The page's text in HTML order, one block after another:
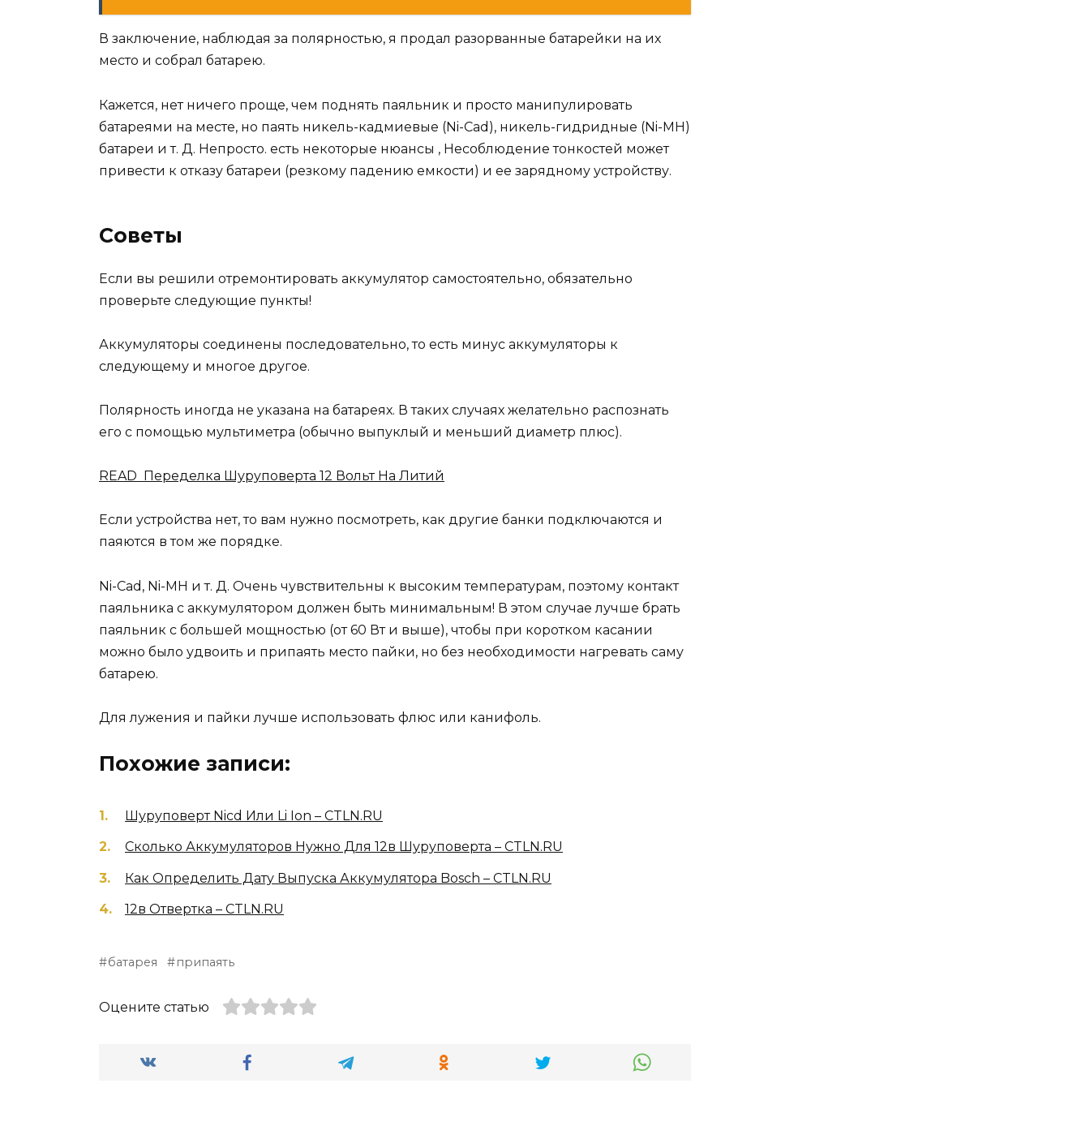
В заключение, наблюдая за полярностью, я продал разорванные батарейки на их
место и собрал батарею.
Кажется, нет ничего проще, чем поднять паяльник и просто манипулировать
батареями на месте, но паять никель-кадмиевые (Ni-Cad), никель-гидридные (Ni-MH)
батареи и т. Д. Непросто. есть некоторые нюансы , Несоблюдение тонкостей может
привести к отказу батареи (резкому падению емкости) и ее зарядному устройству.
Советы
Если вы решили отремонтировать аккумулятор самостоятельно, обязательно
проверьте следующие пункты!
Аккумуляторы соединены последовательно, то есть минус аккумуляторы к
следующему и многое другое.
Полярность иногда не указана на батареях. В таких случаях желательно распознать
его с помощью мультиметра (обычно выпуклый и меньший диаметр плюс).
READ Переделка Шуруповерта 12 Вольт На Литий
Если устройства нет, то вам нужно посмотреть, как другие банки подключаются и
паяются в том же порядке.
Ni-Cad, Ni-MH и т. Д. Очень чувствительны к высоким температурам, поэтому контакт
паяльника с аккумулятором должен быть минимальным! В этом случае лучше брать
паяльник с большей мощностью (от 60 Вт и выше), чтобы при коротком касании
можно было удвоить и припаять место пайки, но без необходимости нагревать саму
батарею.
Для лужения и пайки лучше использовать флюс или канифоль.
Похожие записи:
Шуруповерт Nicd Или Li Ion – CTLN.RU
Сколько Аккумуляторов Нужно Для 12в Шуруповерта – CTLN.RU
Как Определить Дату Выпуска Аккумулятора Bosch – CTLN.RU
12в Отвертка – CTLN.RU
батарея припаять
Оцените статью